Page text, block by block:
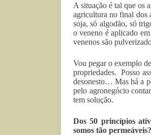
A situação é tal que os
agricultura no final dos
soja, só algodão, só
o veneno é aplicado
venenos são
Vou pegar o exemplo
propriedades. Posso
desonesto… Mas há a
pelo agronegócio
tem solução.
Dos 50 princípios
somos tão permeáveis?